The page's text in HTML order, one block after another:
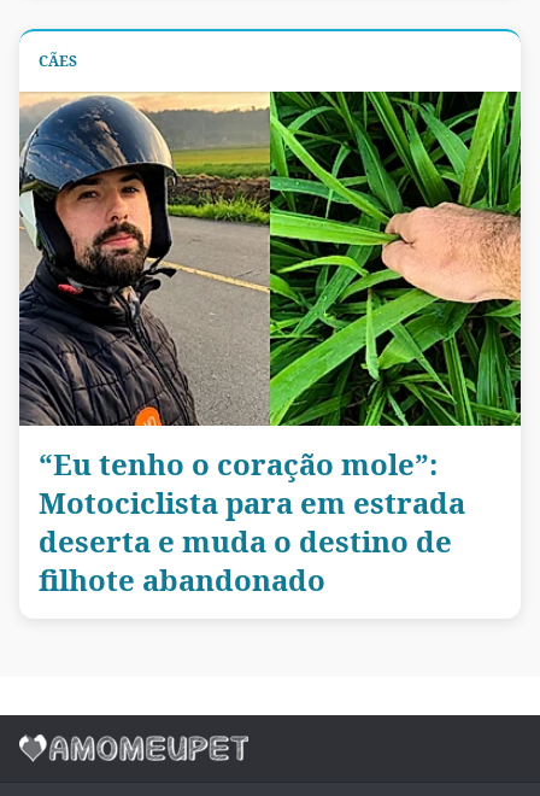
CÃES
“Eu tenho o coração mole”:
Motociclista para em estrada
deserta e muda o destino de
filhote abandonado